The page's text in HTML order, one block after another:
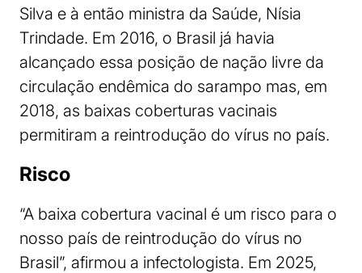
Silva e à então ministra da Saúde, Nísia
Trindade. Em 2016, o Brasil já havia
alcançado essa posição de nação livre da
circulação endêmica do sarampo mas, em
2018, as baixas coberturas vacinais
permitiram a reintrodução do vírus no país.
Risco
“A baixa cobertura vacinal é um risco para o
nosso país de reintrodução do vírus no
Brasil”, afirmou a infectologista. Em 2025,